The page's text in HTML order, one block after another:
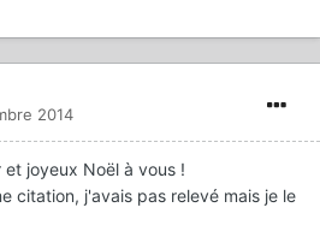
2014
joyeux Noël à vous !
citation, j'avais pas relevé mais je le